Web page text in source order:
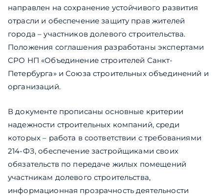
направлен на сохранение устойчивого развития
отрасли и обеспечение защиту прав жителей
города – участников долевого строительства.
Положения соглашения разработаны экспертами
СРО НП «Объединение строителей Санкт-
Петербурга» и Союза строительных объединений и
организаций.
В документе прописаны основные критерии
надежности строительных компаний, среди
которых – работа в соответствии с требованиями
214-ФЗ, обеспечение застройщиками своих
обязательств по передаче жилых помещений
участникам долевого строительства,
информационная прозрачность деятельности